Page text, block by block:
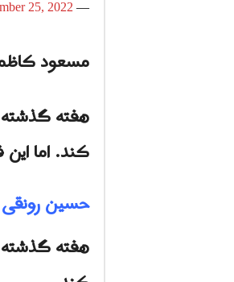
— Masoud Kazemi (@masoudkazemi81)
25, 2022
مسعود کاظمی یکشنبه ۳ مهر در توئیتی نوشت که
هفته گذشته
کند. اما
حسین رونقی
هفته گذشته